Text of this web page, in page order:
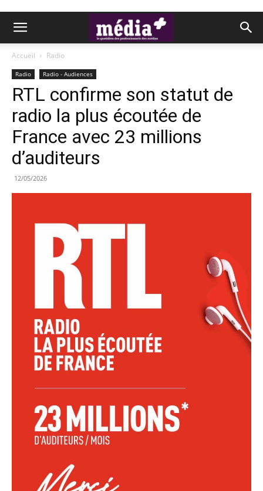
Accueil Radio
Radio Radio - Audiences
RTL confirme son statut de
radio la plus écoutée de
France avec 23 millions
d’auditeurs
12/05/2026